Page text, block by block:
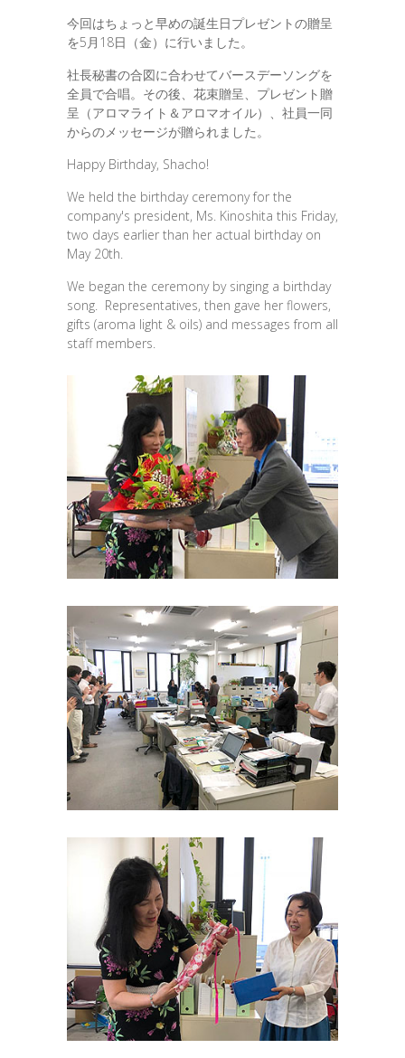
今回はちょっと早めの誕生日プレゼントの贈呈
を5月18日（金）に行いました。
社長秘書の合図に合わせてバースデーソングを
全員で合唱。その後、花束贈呈、プレゼント贈
呈（アロマライト＆アロマオイル）、社員一同
からのメッセージが贈られました。
Happy Birthday, Shacho!
We held the birthday ceremony for the
company's president, Ms. Kinoshita this Friday,
two days earlier than her actual birthday on
May 20th.
We began the ceremony by singing a birthday
song. Representatives, then gave her flowers,
gifts (aroma light & oils) and messages from all
staff members.